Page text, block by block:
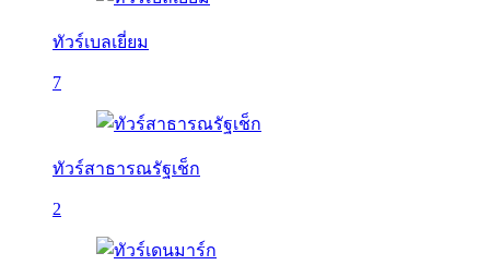
ทัวร์เบลเยี่ยม
7
ทัวร์สาธารณรัฐเช็ก
2